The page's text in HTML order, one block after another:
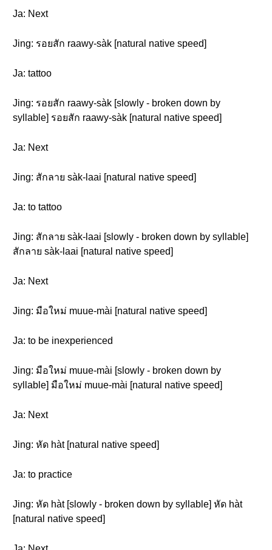
Ja: Next
Jing: รอยสัก raawy-sàk [natural native speed]
Ja: tattoo
Jing: รอยสัก raawy-sàk [slowly - broken down by
syllable] รอยสัก raawy-sàk [natural native speed]
Ja: Next
Jing: สักลาย sàk-laai [natural native speed]
Ja: to tattoo
Jing: สักลาย sàk-laai [slowly - broken down by syllable]
สักลาย sàk-laai [natural native speed]
Ja: Next
Jing: มือใหม่ muue-mài [natural native speed]
Ja: to be inexperienced
Jing: มือใหม่ muue-mài [slowly - broken down by
syllable] มือใหม่ muue-mài [natural native speed]
Ja: Next
Jing: หัด hàt [natural native speed]
Ja: to practice
Jing: หัด hàt [slowly - broken down by syllable] หัด hàt
[natural native speed]